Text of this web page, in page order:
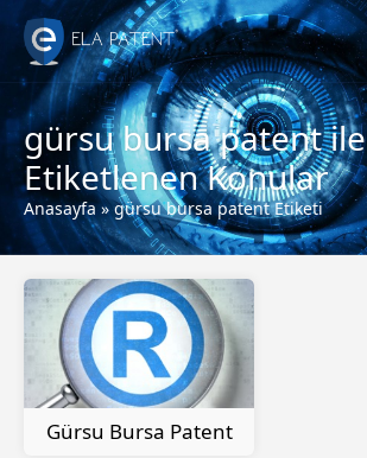
gürsu bursa patent ile
Etiketlenen Konular
Anasayfa»gürsu bursa patent Etiketi
Gürsu Bursa Patent